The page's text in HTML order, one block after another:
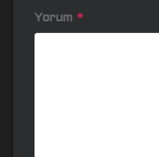
Yorum *